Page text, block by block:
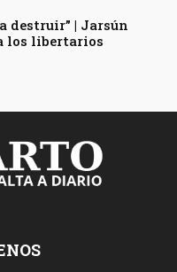
destruir” | Jarsún
los libertarios